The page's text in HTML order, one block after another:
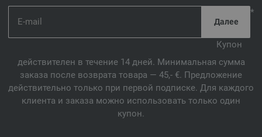
*
Купон
действителен в течение 14 дней. Минимальная сумма
заказа после возврата товара — 45,- €. Предложение
действительно только при первой подписке. Для каждого
клиента и заказа можно использовать только один
купон.